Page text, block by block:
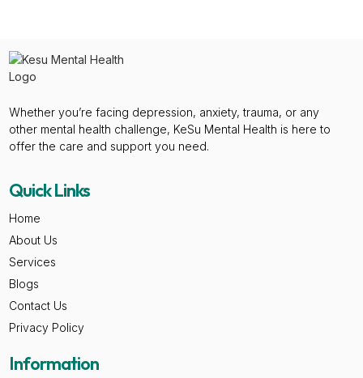
Whether you’re facing depression, anxiety, trauma, or any
other mental health challenge, KeSu Mental Health is here to
offer the care and support you need.
Quick Links
Home
About Us
Services
Blogs
Contact Us
Privacy Policy
Information